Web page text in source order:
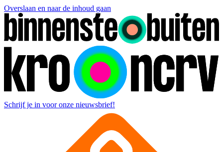
Overslaan en naar de inhoud gaan
Schrijf je in voor onze nieuwsbrief!